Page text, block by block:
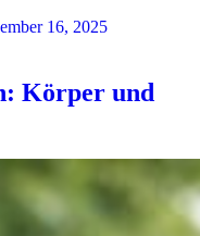
16, 2025Posted in
Interessen: Was
Körper und